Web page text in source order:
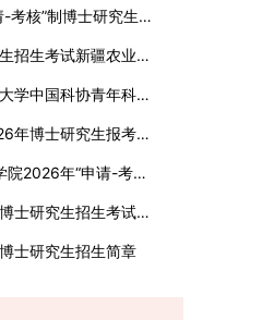
不同选拔方式的申请者需满
生须符合上海交通大学推荐
交通大学博士研究生招生的
规定。（二）报名方式所有
名：本科直博生须按规定时
务系统完成志愿填报。硕博
实验室联培专项”，并选定
究生招生办公室。重要提
料不全、不符合要求或存在
提交，不得修改。如确需修
考生报考资格、材料完整性
国家重大战略和区域发展需
能力。目前，学校拥有4个
士专业学位点，以及17个
模实现显著增长，博士研
在招生宣传方面，学校构
进招生模式改革。2024年
”制博士招生，2025年进一
南开大学2026年“申请-考核”制博士研究生招生录取工作实施细则
2026年全国硕士研究生招生考试新疆农业大学报考点网上确认公告
关于2025年北京林业大学中国科协青年科技人才培育工程博士生推荐工作的通知
中国石油大学经管2026年博士研究生报考通知
福州大学经济与管理学院2026年“申请-考核”制招收攻读博士学位研究生相关要求
东北石油大学2026年博士研究生招生考试实施细则
士研究生招生简章